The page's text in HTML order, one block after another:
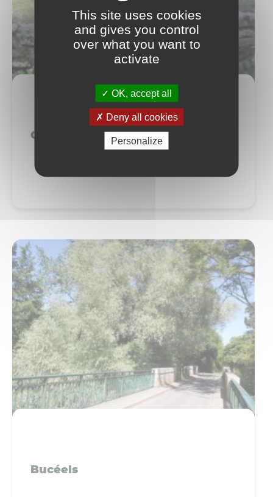
Colombiers-sur-Seulles
Bucéels
This site uses cookies
and gives you control
over what you want to
activate
OK, accept all
Deny all cookies
Personalize